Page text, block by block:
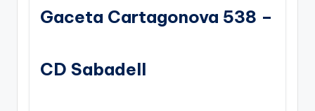
Gaceta Cartagonova 538 –
CD Sabadell